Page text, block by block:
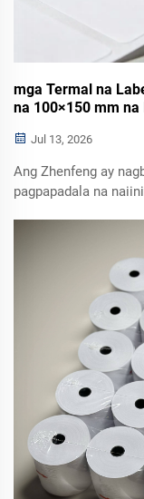
mga Termal na
na 100×150 mm na
Jul 13, 2026
Ang Zhenfeng ay
pagpapadala na
ibang bansa.